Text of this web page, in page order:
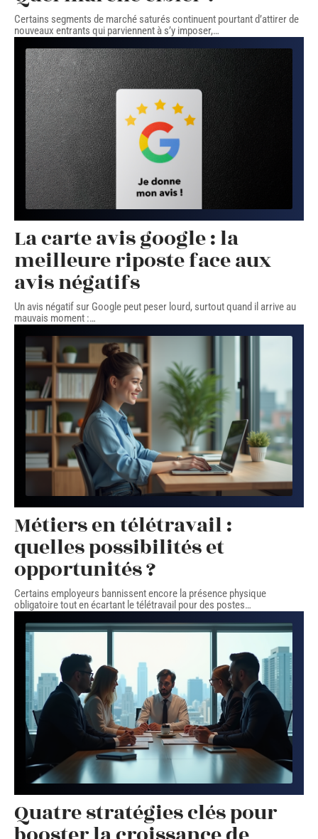
Certains segments de marché saturés continuent pourtant d’attirer de
nouveaux entrants qui parviennent à s’y imposer,…
La carte avis google : la
meilleure riposte face aux
avis négatifs
Un avis négatif sur Google peut peser lourd, surtout quand il arrive au
mauvais moment :…
Métiers en télétravail :
quelles possibilités et
opportunités ?
Certains employeurs bannissent encore la présence physique
obligatoire tout en écartant le télétravail pour des postes…
Quatre stratégies clés pour